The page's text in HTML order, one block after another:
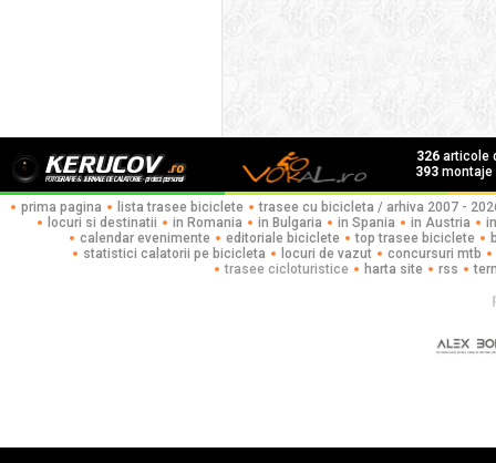
326articole
393montaje
prima pagina lista trasee biciclete
trasee cu bicicleta / arhiva 2007 -
locuri si destinatii
in Romania in Bulgaria in Spania in Austria
calendar evenimente
editoriale biciclete top trasee biciclete
statistici calatorii pe bicicleta
locuri de vazut
concursuri mtb
trasee cicloturistice
harta site rss